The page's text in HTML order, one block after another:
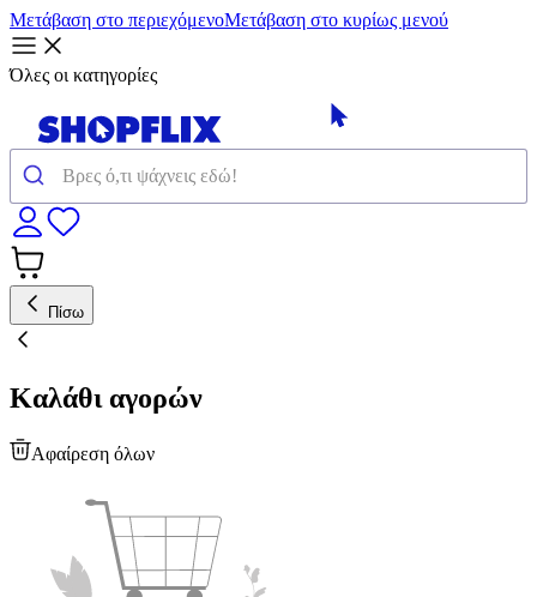
Μετάβαση στο περιεχόμενοΜετάβαση στο κυρίως μενού
Όλες οι κατηγορίες
Πίσω
Καλάθι αγορών
Αφαίρεση όλων